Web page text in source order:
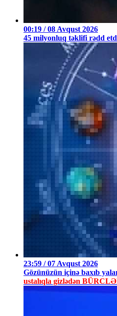
00:19 / 08 Avqust 2026
45 milyonluq təklifi rədd
23:59 / 07 Avqust 2026
Gözünüzün içinə baxıb
ustalıqla gizlədən